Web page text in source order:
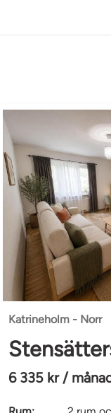
Katrineholm - Norr
6 335 kr /